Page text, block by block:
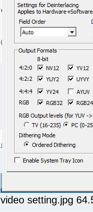
video setting.jpg